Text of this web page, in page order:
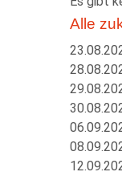
Alle